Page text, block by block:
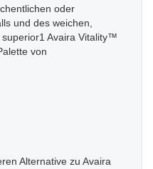
oder
und des weichen,
Avaira Vitality™
von
Alternative zu Avaira